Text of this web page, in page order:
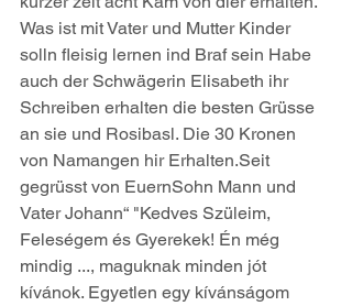
Was ist mit Vater und Mutter Kinder
solln fleisig lernen ind Braf sein Habe
auch der Schwägerin Elisabeth ihr
Schreiben erhalten die besten Grüsse
an sie und Rosibasl. Die 30 Kronen
von Namangen hir Erhalten.Seit
gegrüsst von EuernSohn Mann und
Vater Johann“ "Kedves Szüleim,
Feleségem és Gyerekek! Én még
mindig ..., maguknak minden jót
kívánok. Egyetlen egy kívánságom